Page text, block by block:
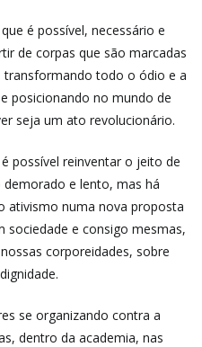
é possível, necessário e
de corpas que são marcadas
transformando todo o ódio e a
posicionando no mundo de
seja um ato revolucionário.
possível reinventar o jeito de
e lento, mas há
ativismo numa nova proposta
sociedade e consigo mesmas,
corporeidades, sobre
se organizando contra a
dentro da academia, nas